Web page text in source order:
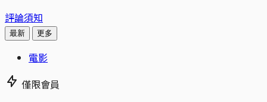
評論須知
最新 更多
電影
僅限會員